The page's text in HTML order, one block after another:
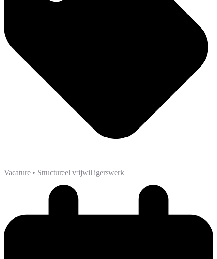
Vacature • Structureel vrijwilligerswerk